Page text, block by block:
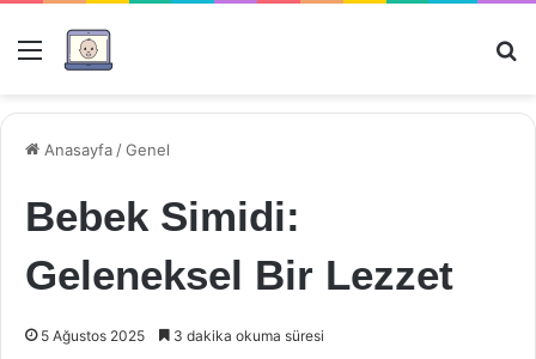
Menü
Anasayfa /Genel
Bebek Simidi:
Geleneksel Bir Lezzet
5 Ağustos 2025 3 dakika okuma süresi